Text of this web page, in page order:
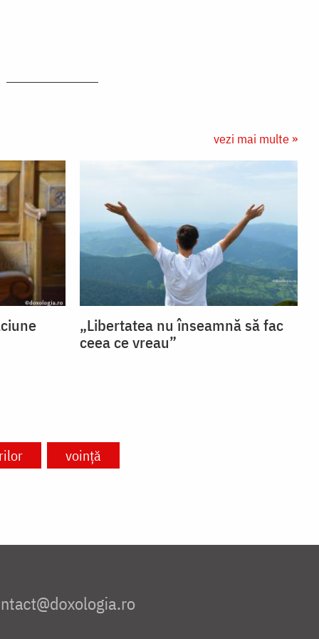
vezi mai multe »
„Libertatea nu înseamnă să fac
ceea ce vreau”
voință